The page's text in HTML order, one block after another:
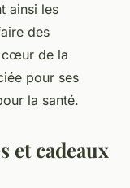
ainsi les
des
cœur de la
pour ses
la santé.
et cadeaux